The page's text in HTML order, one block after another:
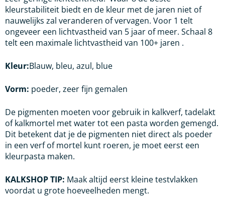
kleurstabiliteit biedt en de kleur met de jaren niet of
nauwelijks zal veranderen of vervagen. Voor 1 telt
ongeveer een lichtvastheid van 5 jaar of meer. Schaal 8
telt een maximale lichtvastheid van 100+ jaren .
Kleur:Blauw, bleu, azul, blue
Vorm: poeder, zeer fijn gemalen
De pigmenten moeten voor gebruik in kalkverf, tadelakt
of kalkmortel met water tot een pasta worden gemengd.
Dit betekent dat je de pigmenten niet direct als poeder
in een verf of mortel kunt roeren, je moet eerst een
kleurpasta maken.
KALKSHOP TIP: Maak altijd eerst kleine testvlakken
voordat u grote hoeveelheden mengt.